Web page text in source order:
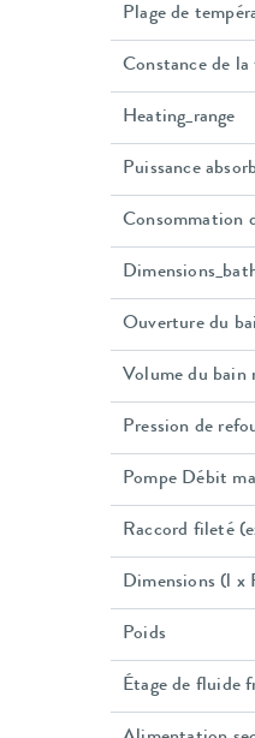
Plage de
Constance de
Heating_range
Puissance
Consommation
Ouverture du
Volume du bain
Pression de
Pompe Débit
Raccord fileté
Dimensions (l x
Poids
Étage de fluide